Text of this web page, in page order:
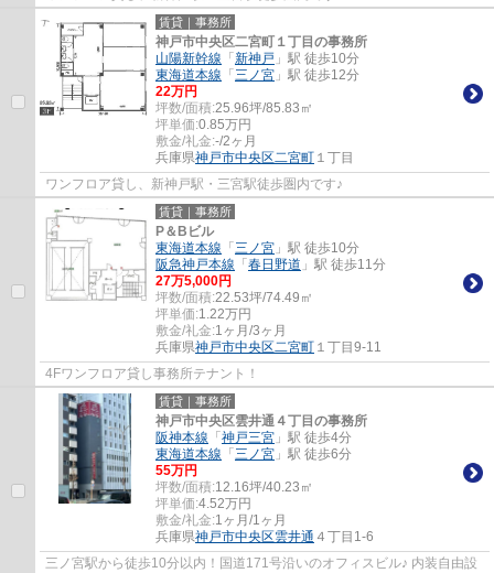
賃貸｜事務所
神戸市中央区二宮町１丁目の事務所
山陽新幹線 「 新神戸 」駅 徒歩10分
東海道本線 「 三ノ宮 」駅 徒歩12分
22万円
坪数/面積:25.96坪/85.83㎡
坪単価:0.85万円
敷金/礼金:-/2ヶ月
兵庫県神戸市中央区二宮町 １丁目
ワンフロア貸し、新神戸駅・三宮駅徒歩圏内です♪
賃貸｜事務所
P＆Bビル
東海道本線 「 三ノ宮 」駅 徒歩10分
阪急神戸本線 「 春日野道 」駅 徒歩11分
27万5,000円
坪数/面積:22.53坪/74.49㎡
坪単価:1.22万円
敷金/礼金:1ヶ月/3ヶ月
兵庫県神戸市中央区二宮町 １丁目9-11
4Fワンフロア貸し事務所テナント！
賃貸｜事務所
神戸市中央区雲井通４丁目の事務所
阪神本線 「 神戸三宮 」駅 徒歩4分
東海道本線 「 三ノ宮 」駅 徒歩6分
55万円
坪数/面積:12.16坪/40.23㎡
坪単価:4.52万円
敷金/礼金:1ヶ月/1ヶ月
兵庫県神戸市中央区雲井通 ４丁目1-6
三ノ宮駅から徒歩10分以内！国道171号沿いのオフィスビル♪ 内装自由設